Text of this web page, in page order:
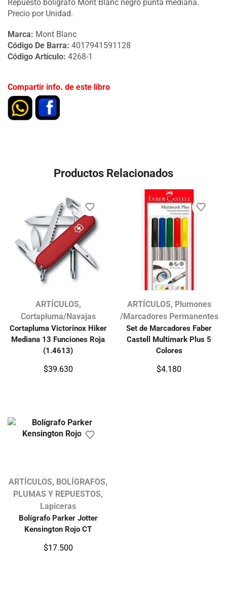
Repuesto bolígrafo Mont Blanc negro punta mediana.
Precio por Unidad.
Marca: Mont Blanc
Código De Barra: 4017941591128
Código Artículo: 4268-1
Compartir info. de este libro
Productos Relacionados
ARTÍCULOS,
Cortapluma/Navajas
Cortapluma Victorinox Hiker
Mediana 13 Funciones Roja
(1.4613)
$39.630
ARTÍCULOS, Plumones
/Marcadores Permanentes
Set de Marcadores Faber
Castell Multimark Plus 5
Colores
$4.180
ARTÍCULOS, BOLÍGRAFOS,
PLUMAS Y REPUESTOS,
Lapiceras
Bolígrafo Parker Jotter
Kensington Rojo CT
$17.500